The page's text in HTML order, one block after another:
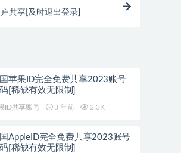
共享[及时退出登录]
苹果ID完全免费共享2023账号
[稀缺有效无限制]
ID共享账号 3 年前 2.3K
AppleID完全免费共享2023账号
[稀缺有效无限制]